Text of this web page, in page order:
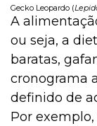
Gecko Leopardo (
A
ou seja, a
baratas,
cronograma
definido de
Por